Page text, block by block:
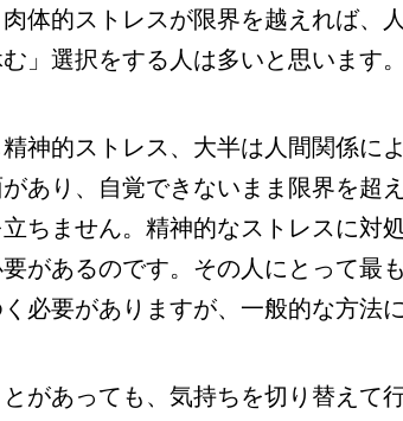
肉体的ストレスが限界を越えれば、
」選択をする人は多いと思います。
神的ストレス、大半は人間関係に
があり、自覚できないまま限界を超
立ちません。精神的なストレスに対
があるのです。その人にとって最
必要がありますが、一般的な方法
があっても、気持ちを切り替えて